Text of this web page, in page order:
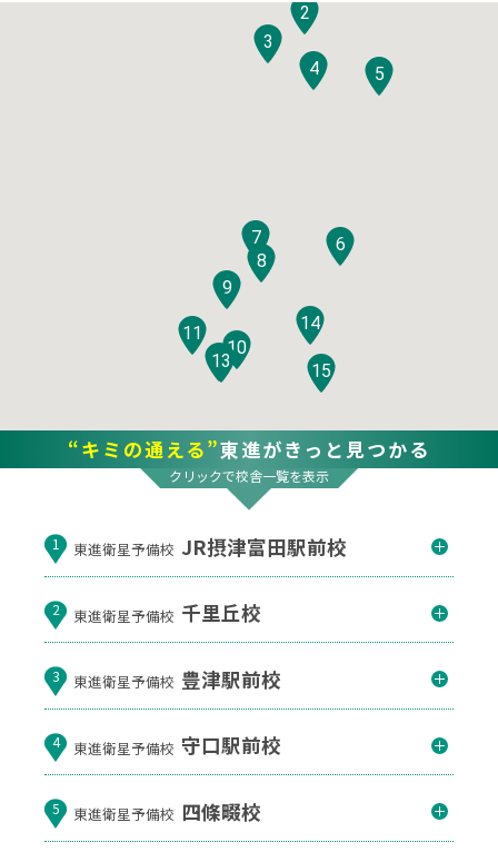
2
3
4
5
6
7
8
9
10
11
12
13
14
15
“キミの通える”東進がきっと見つかる
クリックで校舎一覧を表示
1 東進衛星予備校 JR摂津富田駅前校
2 東進衛星予備校 千里丘校
3 東進衛星予備校 豊津駅前校
4 東進衛星予備校 守口駅前校
5 東進衛星予備校 四條畷校